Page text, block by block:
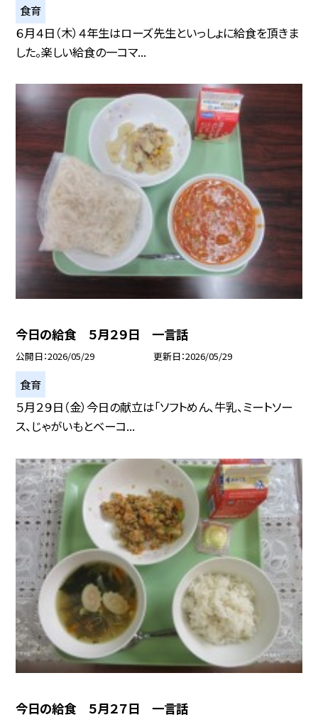
食育
６月４日（木）４年生はローズ先生といっしょに給食を頂きま
した。楽しい給食の一コマ...
今日の給食 ５月２９日 一言話
公開日 2026/05/29 更新日 2026/05/29
食育
５月２９日（金）今日の献立は「ソフトめん、牛乳、ミートソー
ス、じゃがいもとベーコ...
今日の給食 ５月２７日 一言話